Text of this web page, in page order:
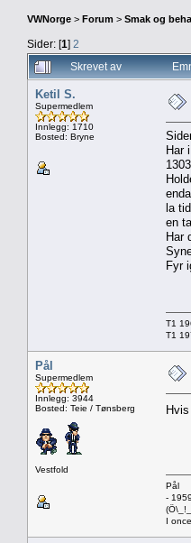
VWNorge > Forum > Smak og
Sider: [1] 2
Skrevet av
Ketil S.
Supermedlem
Innlegg: 1710
Bosted: Bryne
Har
la
en
Har
Fyr
T1
T1
Pål
Supermedlem
Innlegg: 3944
Bosted: Teie / Tønsberg
Vestfold
Pål
-
I